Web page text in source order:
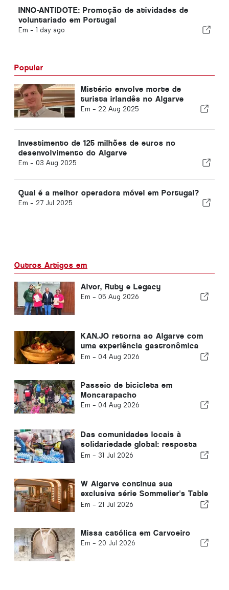
INNO-ANTIDOTE: Promoção de atividades de
voluntariado em Portugal
Em - 1 day ago
Popular
Mistério envolve morte de
turista irlandês no Algarve
Em - 22 Aug 2025
Investimento de 125 milhões de euros no
desenvolvimento do Algarve
Em - 03 Aug 2025
Qual é a melhor operadora móvel em Portugal?
Em - 27 Jul 2025
Outros Artigos em
Alvor, Ruby e Legacy
Em - 05 Aug 2026
KAN.JO retorna ao Algarve com
uma experiência gastronômica
de inspiração asiática
Em - 04 Aug 2026
Passeio de bicicleta em
Moncarapacho
Em - 04 Aug 2026
Das comunidades locais à
solidariedade global: resposta
coletiva após os terremotos na
Em - 31 Jul 2026
W Algarve continua sua
exclusiva série Sommelier's Table
com Buçaco
Em - 21 Jul 2026
Missa católica em Carvoeiro
Em - 20 Jul 2026